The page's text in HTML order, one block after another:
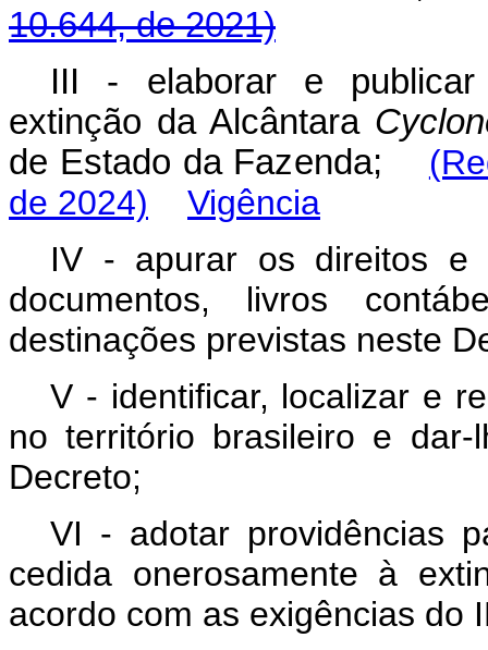
10.644, de 2021)
III - elaborar e publicar
extinção da Alcântara
de Estado da Fazenda;
de 2024)
Vigência
IV - apurar os direitos e
documentos, livros
destinações previstas neste
V - identificar, localizar e
no território brasileiro e dar-
Decreto;
VI - adotar providências
cedida onerosamente à
acordo com as exigências do